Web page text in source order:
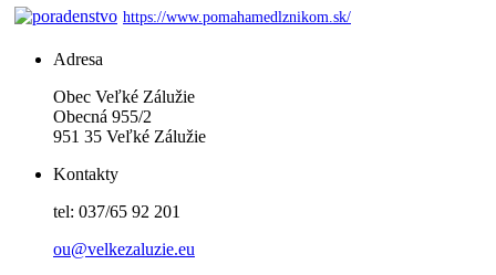
https://www.pomahamedlznikom.sk/
Adresa
Obec Veľké Zálužie
Obecná 955/2
951 35 Veľké Zálužie
Kontakty
tel: 037/65 92 201
ou@velkezaluzie.eu